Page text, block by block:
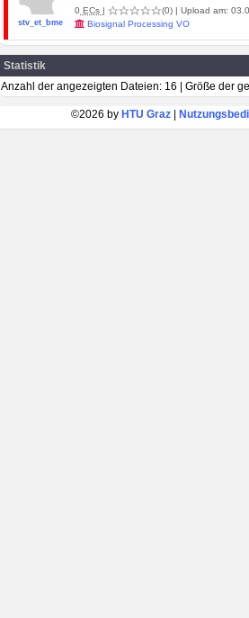
stv_et_bme
0 ECs | (0) | Upload am:
Biosignal Processing VO
Statistik
Anzahl der angezeigten Dateien: 16 | Größe der
©2026 by HTU Graz|